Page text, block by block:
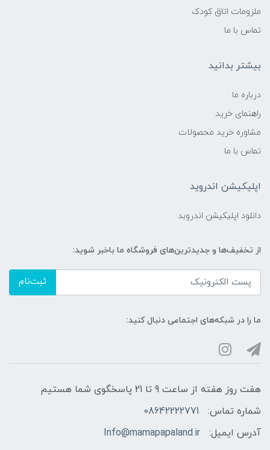
ملزومات اتاق کودک
تماس با ما
بیشتر بدانید
درباره ما
راهنمای خرید
مشاوره خرید محصولات
تماس با ما
اپلیکیشن اندروید
دانلود اپلیکیشن اندروبد
از تخفیف‌ها و جدیدترین‌های فروشگاه ما باخبر شوید:
ثبت‌نام
ما را در شبکه‌های اجتماعی دنبال کنید:
هفت روز هفته از ساعت 9 تا 21 پاسخگوی شما هستیم
شماره تماس:
08642222771
آدرس ایمیل:
Info@mamapapaland.ir